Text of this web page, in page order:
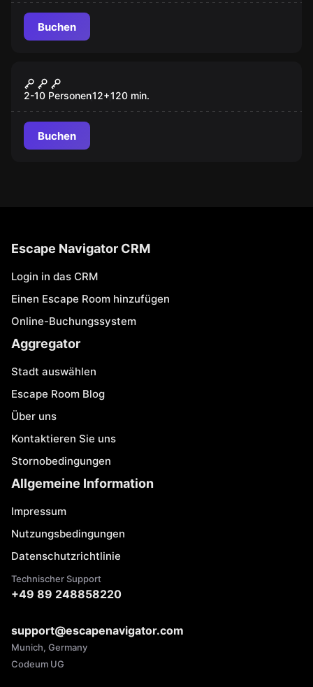
Buchen
Neu
Das magische Portal (Erwachsenen-
Version)
2-10 Personen12+120 min.
Buchen
Escape Navigator CRM
Login in das CRM
Einen Escape Room hinzufügen
Online-Buchungssystem
Aggregator
Stadt auswählen
Escape Room Blog
Über uns
Kontaktieren Sie uns
Stornobedingungen
Allgemeine Information
Impressum
Nutzungsbedingungen
Datenschutzrichtlinie
Technischer Support
+49 89 248858220
support@escapenavigator.com
Munich, Germany
Codeum UG